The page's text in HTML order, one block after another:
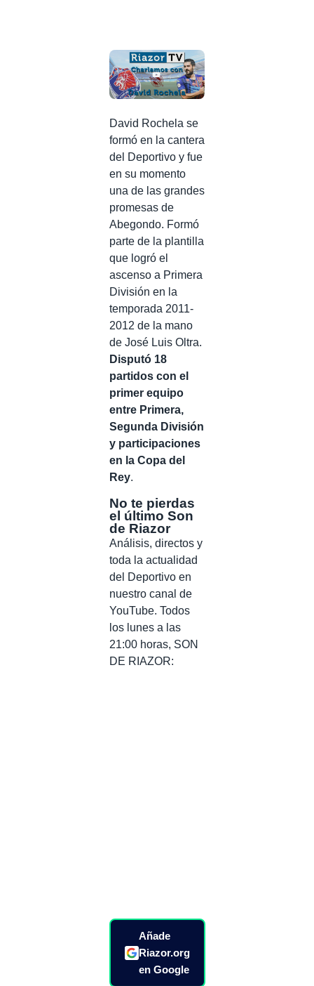
David Rochela se
formó en la cantera
del Deportivo y fue
en su momento
una de las grandes
promesas de
Abegondo. Formó
parte de la plantilla
que logró el
ascenso a Primera
División en la
temporada 2011-
2012 de la mano
de José Luis Oltra.
Disputó 18
partidos con el
primer equipo
entre Primera,
Segunda División
y participaciones
en la Copa del
Rey.
No te pierdas
el último Son
de Riazor
Análisis, directos y
toda la actualidad
del Deportivo en
nuestro canal de
YouTube. Todos
los lunes a las
21:00 horas, SON
DE RIAZOR:
Añade
Riazor.org
en Google